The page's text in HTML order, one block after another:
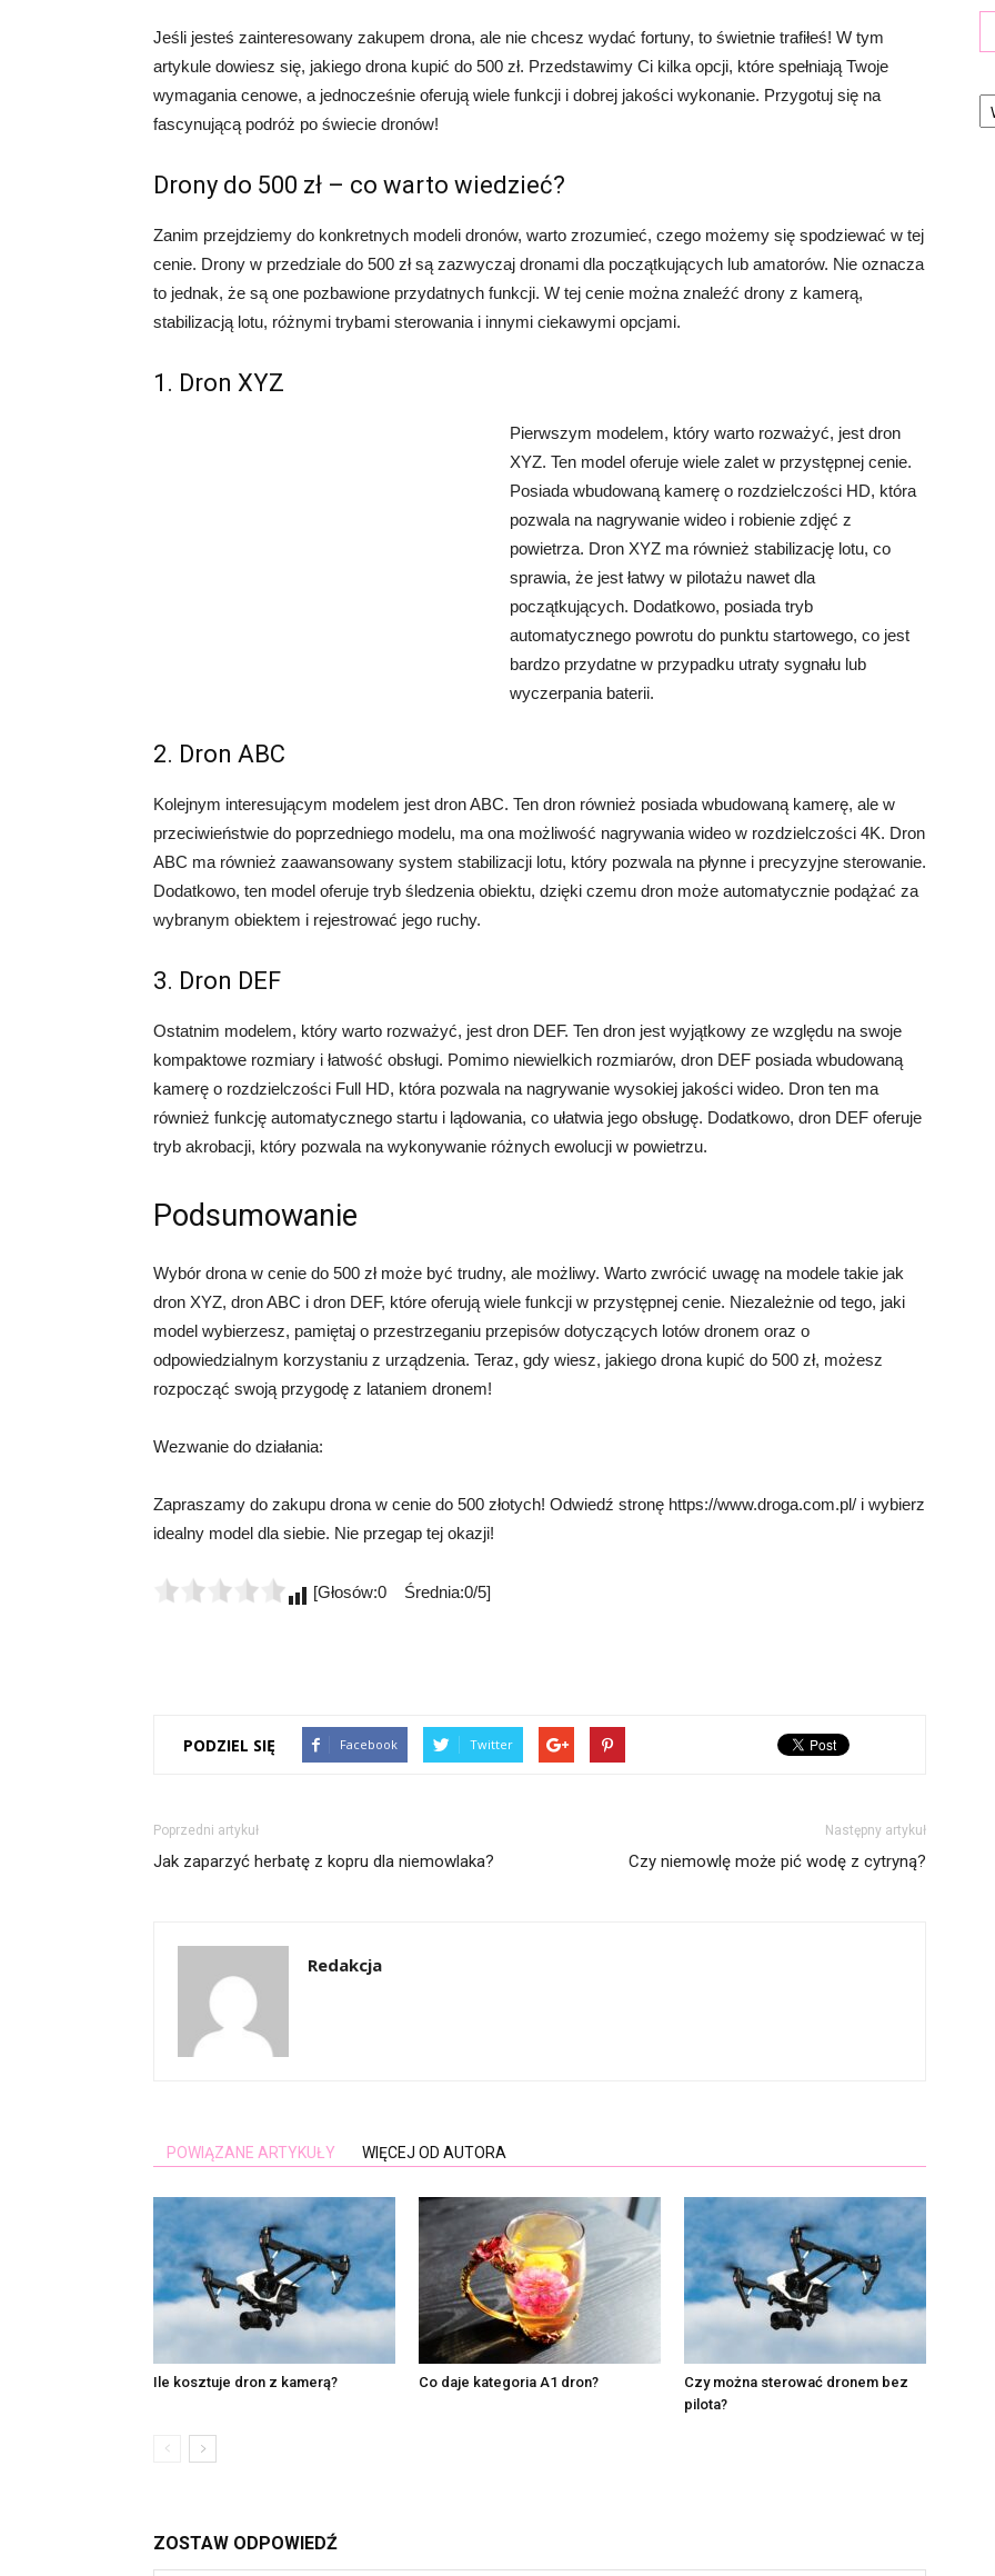
Jeśli jesteś zainteresowany zakupem drona, ale nie chcesz wydać fortuny, to świetnie trafiłeś! W tym
artykule dowiesz się, jakiego drona kupić do 500 zł. Przedstawimy Ci kilka opcji, które spełniają Twoje
wymagania cenowe, a jednocześnie oferują wiele funkcji i dobrej jakości wykonanie. Przygotuj się na
fascynującą podróż po świecie dronów!
Drony do 500 zł – co warto wiedzieć?
Zanim przejdziemy do konkretnych modeli dronów, warto zrozumieć, czego możemy się spodziewać w tej
cenie. Drony w przedziale do 500 zł są zazwyczaj dronami dla początkujących lub amatorów. Nie oznacza
to jednak, że są one pozbawione przydatnych funkcji. W tej cenie można znaleźć drony z kamerą,
stabilizacją lotu, różnymi trybami sterowania i innymi ciekawymi opcjami.
1. Dron XYZ
Pierwszym modelem, który warto rozważyć, jest dron
XYZ. Ten model oferuje wiele zalet w przystępnej cenie.
Posiada wbudowaną kamerę o rozdzielczości HD, która
pozwala na nagrywanie wideo i robienie zdjęć z
powietrza. Dron XYZ ma również stabilizację lotu, co
sprawia, że jest łatwy w pilotażu nawet dla
początkujących. Dodatkowo, posiada tryb
automatycznego powrotu do punktu startowego, co jest
bardzo przydatne w przypadku utraty sygnału lub
wyczerpania baterii.
2. Dron ABC
Kolejnym interesującym modelem jest dron ABC. Ten dron również posiada wbudowaną kamerę, ale w
przeciwieństwie do poprzedniego modelu, ma ona możliwość nagrywania wideo w rozdzielczości 4K. Dron
ABC ma również zaawansowany system stabilizacji lotu, który pozwala na płynne i precyzyjne sterowanie.
Dodatkowo, ten model oferuje tryb śledzenia obiektu, dzięki czemu dron może automatycznie podążać za
wybranym obiektem i rejestrować jego ruchy.
3. Dron DEF
Ostatnim modelem, który warto rozważyć, jest dron DEF. Ten dron jest wyjątkowy ze względu na swoje
kompaktowe rozmiary i łatwość obsługi. Pomimo niewielkich rozmiarów, dron DEF posiada wbudowaną
kamerę o rozdzielczości Full HD, która pozwala na nagrywanie wysokiej jakości wideo. Dron ten ma
również funkcję automatycznego startu i lądowania, co ułatwia jego obsługę. Dodatkowo, dron DEF oferuje
tryb akrobacji, który pozwala na wykonywanie różnych ewolucji w powietrzu.
Podsumowanie
Wybór drona w cenie do 500 zł może być trudny, ale możliwy. Warto zwrócić uwagę na modele takie jak
dron XYZ, dron ABC i dron DEF, które oferują wiele funkcji w przystępnej cenie. Niezależnie od tego, jaki
model wybierzesz, pamiętaj o przestrzeganiu przepisów dotyczących lotów dronem oraz o
odpowiedzialnym korzystaniu z urządzenia. Teraz, gdy wiesz, jakiego drona kupić do 500 zł, możesz
rozpocząć swoją przygodę z lataniem dronem!
Wezwanie do działania:
Zapraszamy do zakupu drona w cenie do 500 złotych! Odwiedź stronę https://www.droga.com.pl/ i wybierz
idealny model dla siebie. Nie przegap tej okazji!
[Głosów:0 Średnia:0/5]
PODZIEL SIĘ Facebook Twitter
Poprzedni artykuł
Jak zaparzyć herbatę z kopru dla niemowlaka?
Następny artykuł
Czy niemowlę może pić wodę z cytryną?
Redakcja
POWIĄZANE ARTYKUŁY WIĘCEJ OD AUTORA
Ile kosztuje dron z kamerą? Co daje kategoria A1 dron?
Czy można sterować dronem bez
pilota?
ZOSTAW ODPOWIEDŹ